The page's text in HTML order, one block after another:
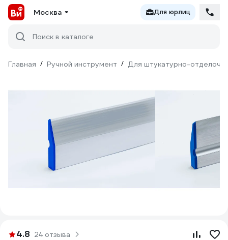
Москва Для юрлиц
Поиск в каталоге
Главная / Ручной инструмент / Для штукатурно-
4.8 24 отзыва